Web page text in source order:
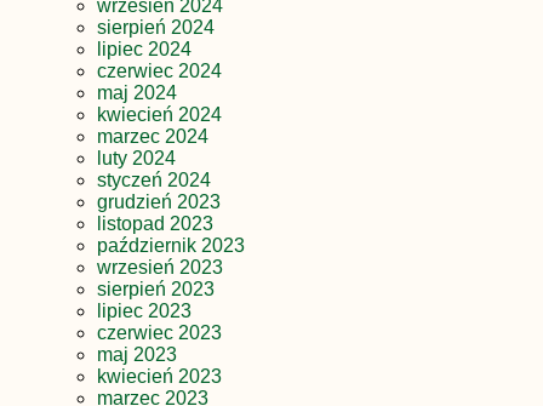
wrzesień 2024
sierpień 2024
lipiec 2024
czerwiec 2024
maj 2024
kwiecień 2024
marzec 2024
luty 2024
styczeń 2024
grudzień 2023
listopad 2023
październik 2023
wrzesień 2023
sierpień 2023
lipiec 2023
czerwiec 2023
maj 2023
kwiecień 2023
marzec 2023